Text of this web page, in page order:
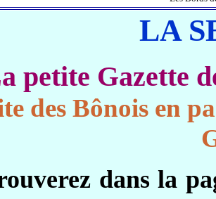
LA
petite Gazette
des Bônois en
dans la